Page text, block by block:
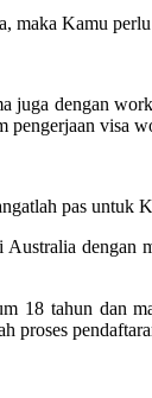
Kamu
juga dengan
pengerjaan visa
pas
dengan
18 tahun dan
proses